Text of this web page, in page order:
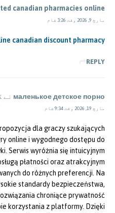
canadian pharmacies online
مارچ 9, 2026 وقت 3:26 شام
canadian discount pharmacy
REPLY
маленькое детское порно نے
مارچ 19, 2026 وقت 9:34 شام
dla graczy szukających
online i wygodnego dostępu do
Serwis wyróżnia się intuicyjnym
płatności oraz atrakcyjnym
do różnych preferencji. Na
standardy bezpieczeństwa,
chroniące prywatność
korzystania z platformy. Dzięki